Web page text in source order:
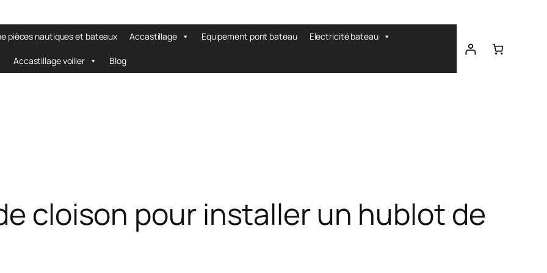
pièces nautiques et bateaux Accastillage Equipement pont bateau Electricité bateau
Accastillage voilier Blog
cloison pour installer un hublot de